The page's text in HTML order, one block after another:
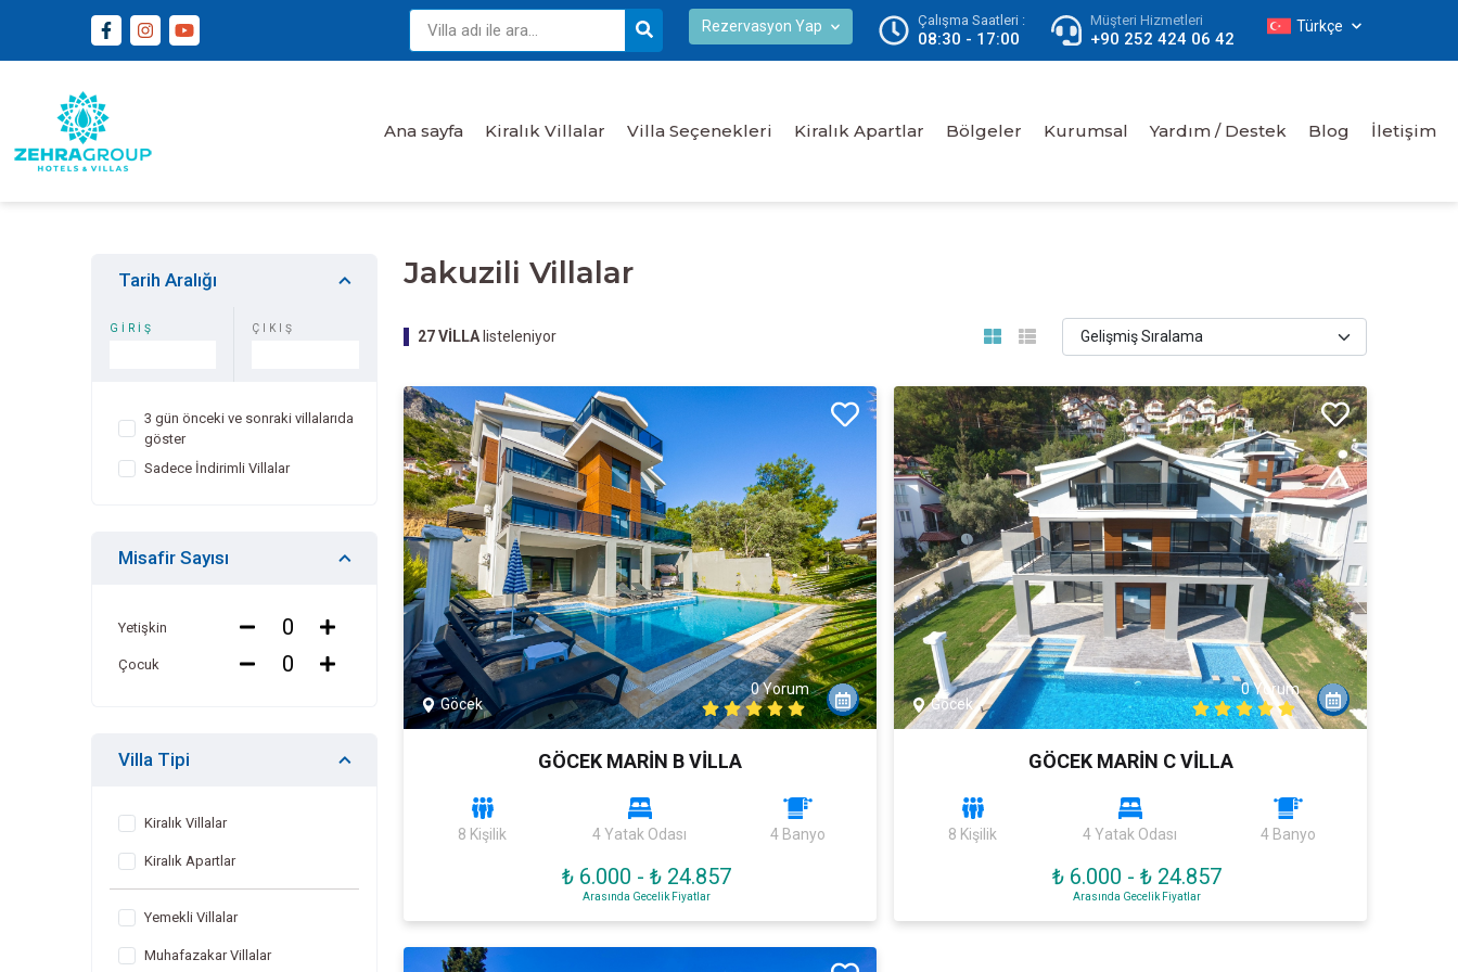
Rezervasyon Yap Çalışma Saatleri :
08:30 - 17:00
Müşteri Hizmetleri
+90 252 424 06 42
Türkçe
Ana sayfa Kiralık Villalar Villa Seçenekleri Kiralık Apartlar Bölgeler Kurumsal Yardım / Destek Blog İletişim
Tarih Aralığı
GİRİŞ ÇIKIŞ
3 gün önceki ve sonraki villalarıda
göster
Sadece İndirimli Villalar
Misafir Sayısı
Yetişkin
Çocuk
Villa Tipi
Kiralık Villalar
Kiralık Apartlar
Yemekli Villalar
Muhafazakar Villalar
Jakuzili Villalar
27VİLLA listeleniyor
Göcek
0 Yorum
GÖCEK MARİN B VİLLA
8 Kişilik 4 Yatak Odası 4 Banyo
₺ 6.000 - ₺ 24.857
Arasında Gecelik Fiyatlar
Göcek
0 Yorum
GÖCEK MARİN C VİLLA
8 Kişilik 4 Yatak Odası 4 Banyo
₺ 6.000 - ₺ 24.857
Arasında Gecelik Fiyatlar